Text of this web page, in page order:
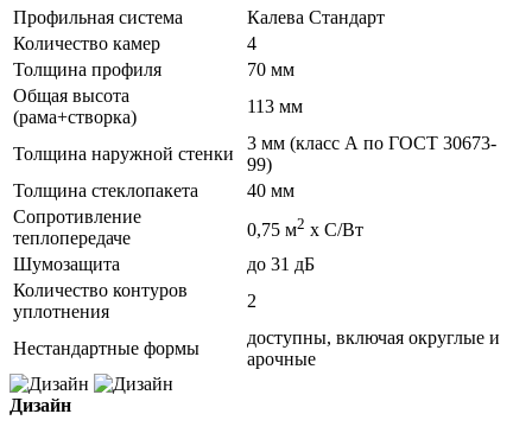
Профильная система
Калева Стандарт
Количество камер
4
Толщина профиля
70 мм
Общая высота
(рама+створка)
113 мм
Толщина наружной стенки
3 мм (класс А по ГОСТ 30673-
99)
Толщина стеклопакета
40 мм
Сопротивление
теплопередаче
0,75 м2 х С/Вт
Шумозащита
до 31 дБ
Количество контуров
уплотнения
2
Нестандартные формы
доступны, включая округлые и
арочные
Дизайн